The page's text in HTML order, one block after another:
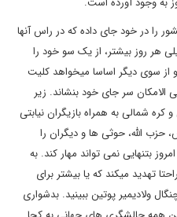
شرق برهبری چین حداقل ۲۰ کشور را در خود جای داده که در راس آنها
هر روز بیشتر، از یک سو خود را
سوی دیگر اساسا میخواهد کلیت
سر جای خود بنشاند. زیر
کره شمالی به همراه بازیگران نیابتی
حزب الله، حوثی ها و دیگران را
بتنهایی نمی تواند مهار کند. به
تهدید میکند که یا بیشتر برای
ولادیمیر پوتین ببینید. بدشواری